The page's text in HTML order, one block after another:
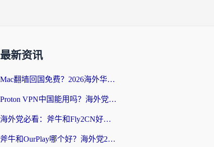
最新资讯
Mac翻墙回国免费？2026海外华人亲测：从CCTV5直播到国内APP，这样选加速器才靠谱
Proton VPN中国能用吗？海外党选回国加速器的避坑指南（附番茄加速器实测）
海外党必看：斧牛和Fly2CN好用吗？3招教你选对回国加速器（附免费试用攻略）
斧牛和OurPlay哪个好？海外党2026亲测：选对加速器，国内资源秒加载